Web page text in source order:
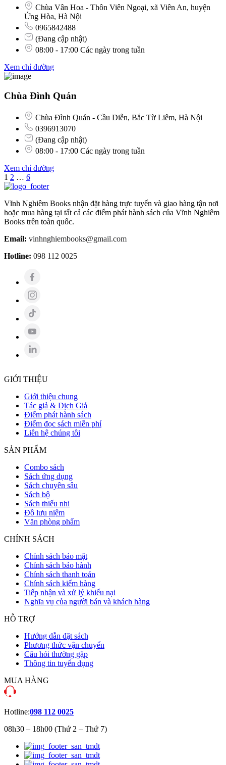
Chùa Vân Hoa - Thôn Viên Ngoại, xã Viên An, huyện
Ứng Hòa, Hà Nội
0965842488
(Đang cập nhật)
08:00 - 17:00 Các ngày trong tuần
Xem chỉ đường
Chùa Đình Quán
Chùa Đình Quán - Cầu Diễn, Bắc Từ Liêm, Hà Nội
0396913070
(Đang cập nhật)
08:00 - 17:00 Các ngày trong tuần
Xem chỉ đường
1 2 … 6
Vĩnh Nghiêm Books nhận đặt hàng trực tuyến và giao hàng tận nơi
hoặc mua hàng tại tất cả các điểm phát hành sách của Vĩnh Nghiêm
Books trên toàn quốc.
Email: vinhnghiembooks@gmail.com
Hotline: 098 112 0025
GIỚI THIỆU
Giới thiệu chung
Tác giả & Dịch Giả
Điểm phát hành sách
Điểm đọc sách miễn phí
Liên hệ chúng tôi
SẢN PHẨM
Combo sách
Sách ứng dụng
Sách chuyên sâu
Sách bộ
Sách thiếu nhi
Đồ lưu niệm
Văn phòng phẩm
CHÍNH SÁCH
Chính sách bảo mật
Chính sách bảo hành
Chính sách thanh toán
Chính sách kiểm hàng
Tiếp nhận và xử lý khiếu nại
Nghĩa vụ của người bán và khách hàng
HỖ TRỢ
Hướng dẫn đặt sách
Phương thức vận chuyển
Câu hỏi thường gặp
Thông tin tuyển dụng
MUA HÀNG
Hotline:098 112 0025
08h30 – 18h00 (Thứ 2 – Thứ 7)